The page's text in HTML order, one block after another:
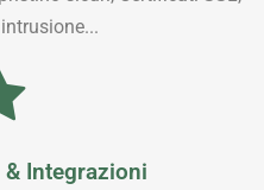
Integrazioni